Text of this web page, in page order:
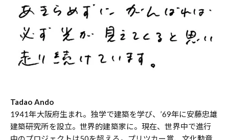
Tadao Ando
1941年大阪府生まれ。独学で建築を学び、’69年に安藤忠雄
建築研究所を設立。世界的建築家に。現在、世界中で進行